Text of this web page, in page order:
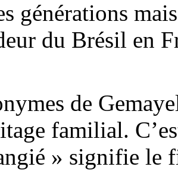
générations
du Brésil en
de
familial.
» signifie le